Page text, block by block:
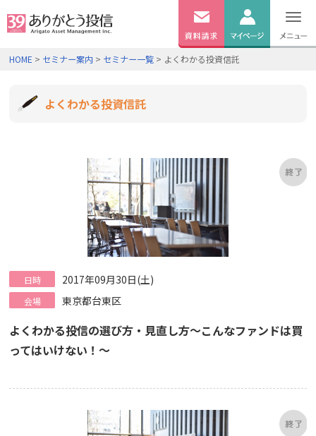
無料資料 ログイン
HOME > セミナー案内 > セミナー一覧 > よくわかる投資信託
よくわかる投資信託
日時 2017年09月30日(土)
会場 東京都台東区
よくわかる投信の選び方・見直し方～こんなファンドは買
ってはいけない！～